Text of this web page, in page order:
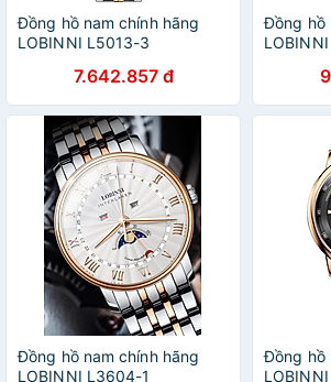
Đồng hồ nam chính hãng
LOBINNI L5013-3
7.642.857 đ
Đồng hồ
Đồng hồ nam chính hãng
LOBINNI L3604-1
Đồng hồ